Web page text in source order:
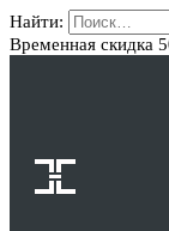
Найти:
Временная скидка